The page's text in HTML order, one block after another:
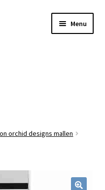
Menu
orchid designs mallen